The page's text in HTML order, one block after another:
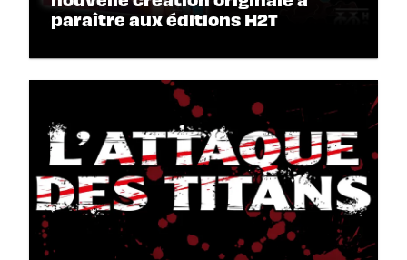
paraître aux éditions H2T